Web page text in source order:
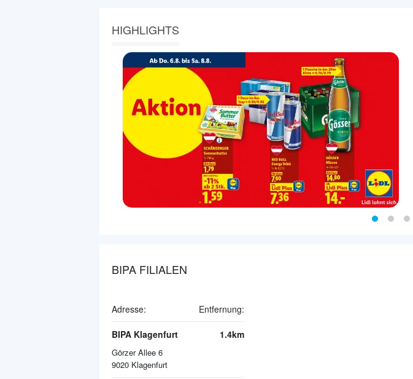
HIGHLIGHTS
BIPA FILIALEN
Adresse: Entfernung:
BIPA Klagenfurt
Görzer Allee 6
9020 Klagenfurt
1.4km